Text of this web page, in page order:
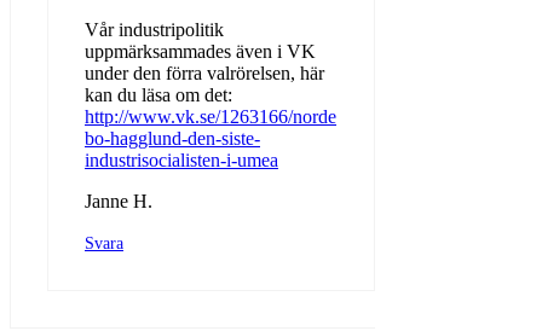
Vår industripolitik
uppmärksammades även i VK
under den förra valrörelsen, här
kan du läsa om det:
http://www.vk.se/1263166/norde
bo-hagglund-den-siste-
industrisocialisten-i-umea
Janne H.
Svara